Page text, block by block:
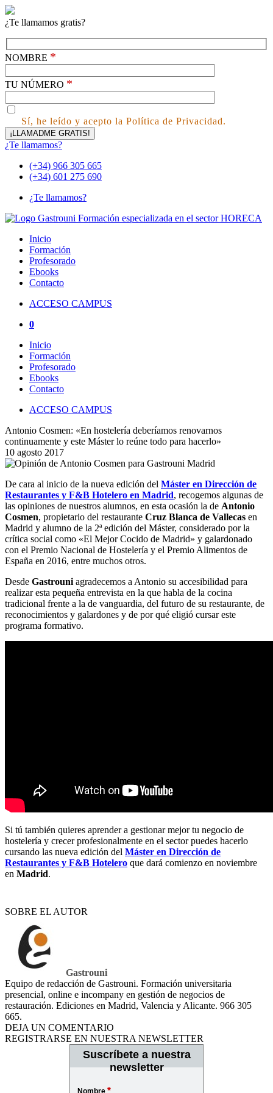
¿Te llamamos gratis?
NOMBRE *
TU NÚMERO *
Sí, he leído y acepto la Política de Privacidad.
¿Te llamamos?
(+34) 966 305 665
(+34) 601 275 690
¿Te llamamos?
Inicio
Formación
Profesorado
Ebooks
Contacto
ACCESO CAMPUS
0
Inicio
Formación
Profesorado
Ebooks
Contacto
ACCESO CAMPUS
Antonio Cosmen: «En hostelería deberíamos renovarnos
continuamente y este Máster lo reúne todo para hacerlo»
10 agosto 2017
De cara al inicio de la nueva edición del Máster en Dirección de
Restaurantes y F&B Hotelero en Madrid, recogemos algunas de
las opiniones de nuestros alumnos, en esta ocasión la de Antonio
Cosmen, propietario del restaurante Cruz Blanca de Vallecas en
Madrid y alumno de la 2ª edición del Máster, considerado por la
crítica social como «El Mejor Cocido de Madrid» y galardonado
con el Premio Nacional de Hostelería y el Premio Alimentos de
España en 2016, entre muchos otros.
Desde Gastrouni agradecemos a Antonio su accesibilidad para
realizar esta pequeña entrevista en la que habla de la cocina
tradicional frente a la de vanguardia, del futuro de su restaurante, de
reconocimientos y galardones y de por qué eligió cursar este
programa formativo.
Si tú también quieres aprender a gestionar mejor tu negocio de
hostelería y crecer profesionalmente en el sector puedes hacerlo
cursando las nueva edición del Máster en Dirección de
Restaurantes y F&B Hotelero que dará comienzo en noviembre
en Madrid.
SOBRE EL AUTOR
Gastrouni
Equipo de redacción de Gastrouni. Formación universitaria
presencial, online e incompany en gestión de negocios de
restauración. Ediciones en Madrid, Valencia y Alicante. 966 305
665.
DEJA UN COMENTARIO
REGISTRARSE EN NUESTRA NEWSLETTER
Suscríbete a nuestra
newsletter
Nombre *